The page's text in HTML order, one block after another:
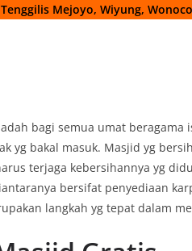
Tenggilis Mejoyo, Wiyung,
bagi semua umat
yg bakal masuk. Masjid yg
terjaga kebersihannya yg
bersifat penyediaan
langkah yg tepat dalam